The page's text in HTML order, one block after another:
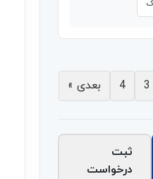
3
4 بعدی »
ثبت
درخواست